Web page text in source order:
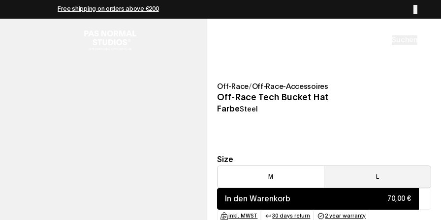
Free shipping on orders above €200
Off-Race/Off-Race-Accessoires
Off-Race Tech Bucket Hat
FarbeSteel
Size
M L
In den Warenkorb 70,00 €
inkl. MWST 30 days return 2 year warranty